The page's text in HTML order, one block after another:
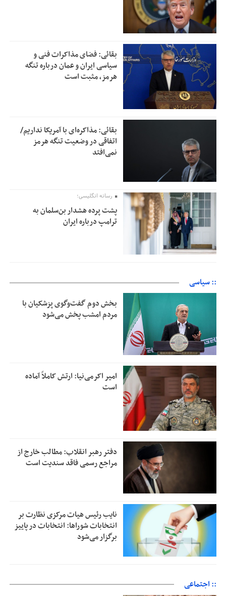
بقائی: فضای مذاکرات فنی و
سیاسی ایران و عمان درباره تنگه
هرمز، مثبت است
بقائی: مذاکره‌ای با آمریکا نداریم/
اتفاقی در وضعیت تنگه هرمز
نمی‌افتد
رسانه انگلیسی؛
پشت پرده هشدار بن‌سلمان به
ترامپ درباره ایران
:: سیاسی
بخش دوم گفت‌وگوی پزشکیان با
مردم امشب پخش می‌شود
امیر اکرمی‌نیا: ارتش کاملاً آماده
است
دفتر رهبر انقلاب: مطالب خارج از
مراجع رسمی فاقد سندیت است
نایب رئیس هیات مرکزی نظارت بر
انتخابات شوراها: انتخابات در پاییز
برگزار می‌شود
:: اجتماعی